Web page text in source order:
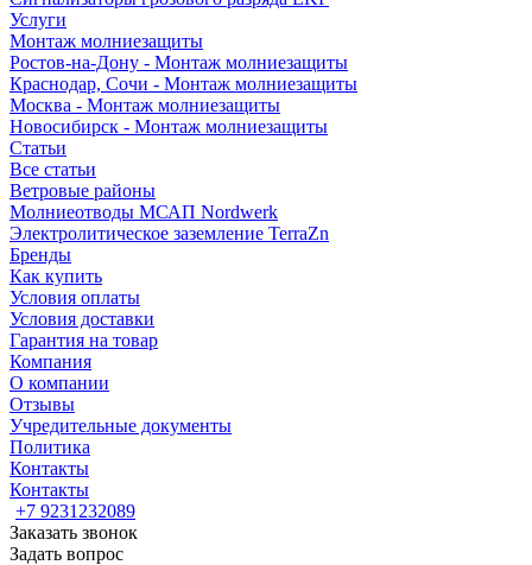
Услуги
Монтаж молниезащиты
Ростов-на-Дону - Монтаж молниезащиты
Краснодар, Сочи - Монтаж молниезащиты
Москва - Монтаж молниезащиты
Новосибирск - Монтаж молниезащиты
Статьи
Все статьи
Ветровые районы
Молниеотводы МСАП Nordwerk
Электролитическое заземление TerraZn
Бренды
Как купить
Условия оплаты
Условия доставки
Гарантия на товар
Компания
О компании
Отзывы
Учредительные документы
Политика
Контакты
Контакты
+7 9231232089
Заказать звонок
Задать вопрос